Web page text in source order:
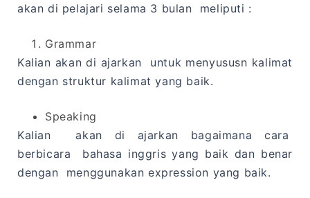
akan di pelajari selama 3 bulan meliputi :
Grammar
Kalian akan di ajarkan untuk menyususn kalimat
dengan struktur kalimat yang baik.
Speaking
Kalian akan di ajarkan bagaimana cara
berbicara bahasa inggris yang baik dan benar
dengan menggunakan expression yang baik.